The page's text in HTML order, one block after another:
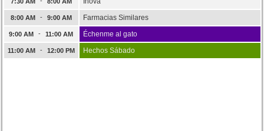
8:00 AM - 9:00 AM Farmacias Similares
9:00 AM - 11:00 AM Échenme al gato
11:00 AM - 12:00 PM Hechos Sábado